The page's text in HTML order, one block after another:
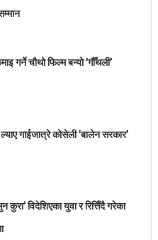
गर्ने चौथो फिल्म बन्यो ‘गौँथली’
गाईजात्रे कोसेली ‘बालेन सरकार’
कुरा’ विदेशिएका युवा र रित्तिँदै गरेका